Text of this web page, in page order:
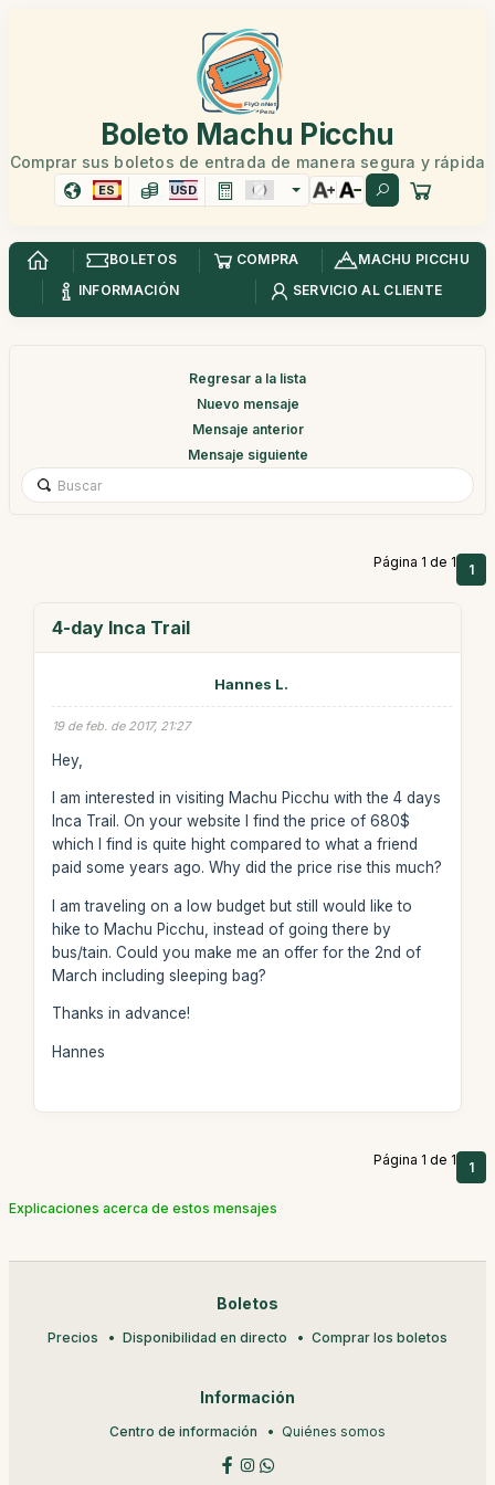
Boleto Machu Picchu
Comprar sus boletos de entrada de manera segura y rápida
ES USD
BOLETOS COMPRA
MACHU PICCHU
INFORMACIÓN
SERVICIO AL CLIENTE
Regresar a la lista
Nuevo mensaje
Mensaje anterior
Mensaje siguiente
Página 1 de 1 1
4-day Inca Trail
Hannes L.
19 de feb. de 2017, 21:27
Hey,
I am interested in visiting Machu Picchu with the 4 days
Inca Trail. On your website I find the price of 680$
which I find is quite hight compared to what a friend
paid some years ago. Why did the price rise this much?
I am traveling on a low budget but still would like to
hike to Machu Picchu, instead of going there by
bus/tain. Could you make me an offer for the 2nd of
March including sleeping bag?
Thanks in advance!
Hannes
Página 1 de 1 1
Explicaciones acerca de estos mensajes
Boletos
Precios Disponibilidad en directo Comprar los boletos
Información
Centro de información Quiénes somos